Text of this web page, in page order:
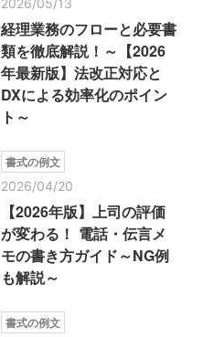
2026/05/13
経理業務のフローと必要書
類を徹底解説！～【2026
年最新版】法改正対応と
DXによる効率化のポイン
ト～
書式の例文
2026/04/20
【2026年版】上司の評価
が変わる！ 電話・伝言メ
モの書き方ガイド～NG例
も解説～
書式の例文